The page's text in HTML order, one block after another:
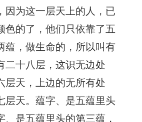
因为这一层天上的人，已
色的了，他们只依靠了五
蕴，做生命的，所以叫有
二十八层，这识无边处
层天，上边的无所有处
层天。蕴字、是五蕴里头
、是五蕴里头的第三蕴，